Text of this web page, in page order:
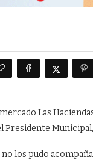
Las
Municipal,
los pudo